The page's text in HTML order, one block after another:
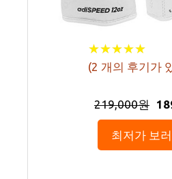
★★★★★
★★★★★
(2 개의 후기가
219,000원
최저가 보